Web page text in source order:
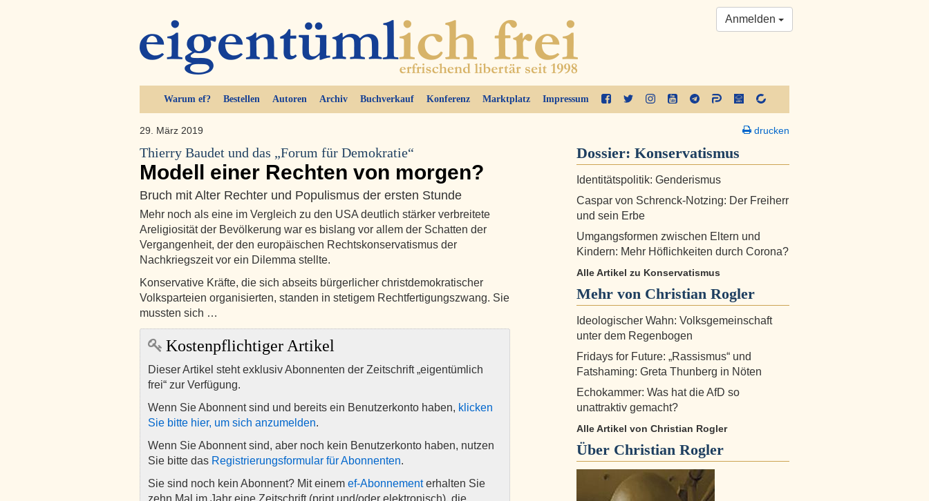
Warum ef? Bestellen Autoren Archiv Buchverkauf Konferenz Marktplatz Impressum
Anmelden
29. März 2019
Thierry Baudet und das „Forum für Demokratie“
Modell einer Rechten von morgen?
Bruch mit Alter Rechter und Populismus der ersten Stunde
Mehr noch als eine im Vergleich zu den USA deutlich stärker verbreitete
Areligiosität der Bevölkerung war es bislang vor allem der Schatten der
Vergangenheit, der den europäischen Rechtskonservatismus der
Nachkriegszeit vor ein Dilemma stellte.
Konservative Kräfte, die sich abseits bürgerlicher christdemokratischer
Volksparteien organisierten, standen in stetigem Rechtfertigungszwang. Sie
mussten sich …
Kostenpflichtiger Artikel
Dieser Artikel steht exklusiv Abonnenten der Zeitschrift „eigentümlich
frei“ zur Verfügung.
Wenn Sie Abonnent sind und bereits ein Benutzerkonto haben, klicken
Sie bitte hier, um sich anzumelden.
Wenn Sie Abonnent sind, aber noch kein Benutzerkonto haben, nutzen
Sie bitte das Registrierungsformular für Abonnenten.
Sie sind noch kein Abonnent? Mit einem ef-Abonnementerhalten Sie
zehn Mal im Jahr eine Zeitschrift (print und/oder elektronisch), die
drucken
Dossier: Konservatismus
Identitätspolitik: Genderismus
Caspar von Schrenck-Notzing: Der Freiherr
und sein Erbe
Umgangsformen zwischen Eltern und
Kindern: Mehr Höflichkeiten durch Corona?
Alle Artikel zu Konservatismus
Mehr von Christian Rogler
Ideologischer Wahn: Volksgemeinschaft
unter dem Regenbogen
Fridays for Future: „Rassismus“ und
Fatshaming: Greta Thunberg in Nöten
Echokammer: Was hat die AfD so
unattraktiv gemacht?
Alle Artikel von Christian Rogler
Über Christian Rogler